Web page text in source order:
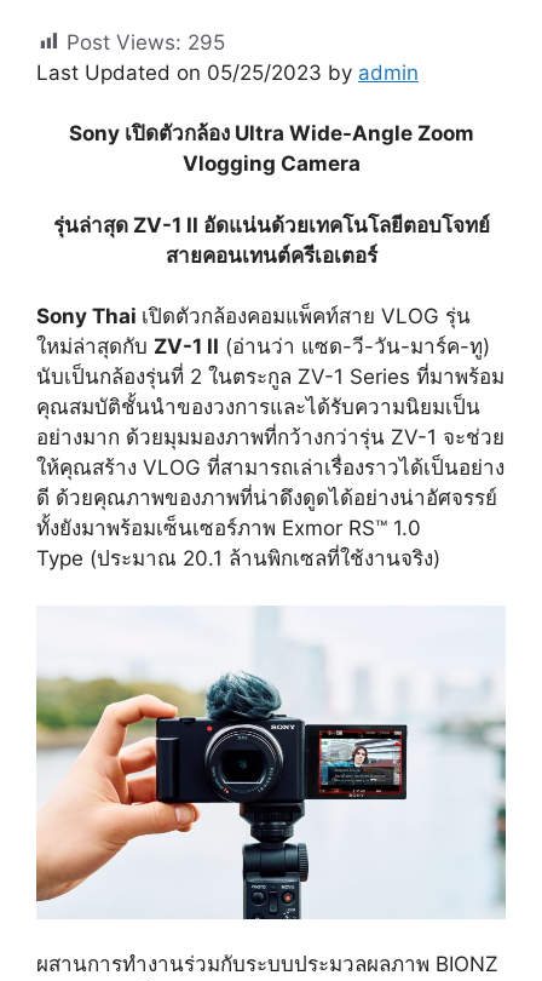
Post Views: 295
Last Updated on 05/25/2023 by admin
Sony เปิดตัวกล้อง Ultra Wide-Angle Zoom
Vlogging Camera
รุ่นล่าสุด ZV-1 II อัดแน่นด้วยเทคโนโลยีตอบโจทย์
สายคอนเทนต์ครีเอเตอร์
Sony Thai เปิดตัวกล้องคอมแพ็คท์สาย VLOG รุ่น
ใหม่ล่าสุดกับ ZV-1 II (อ่านว่า แซด-วี-วัน-มาร์ค-ทู)
นับเป็นกล้องรุ่นที่ 2 ในตระกูล ZV-1 Series ที่มาพร้อม
คุณสมบัติชั้นนำของวงการและได้รับความนิยมเป็น
อย่างมาก ด้วยมุมมองภาพที่กว้างกว่ารุ่น ZV-1 จะช่วย
ให้คุณสร้าง VLOG ที่สามารถเล่าเรื่องราวได้เป็นอย่าง
ดี ด้วยคุณภาพของภาพที่น่าดึงดูดได้อย่างน่าอัศจรรย์
ทั้งยังมาพร้อมเซ็นเซอร์ภาพ Exmor RS™ 1.0
Type (ประมาณ 20.1 ล้านพิกเซลที่ใช้งานจริง)
ผสานการทำงานร่วมกับระบบประมวลผลภาพ BIONZ